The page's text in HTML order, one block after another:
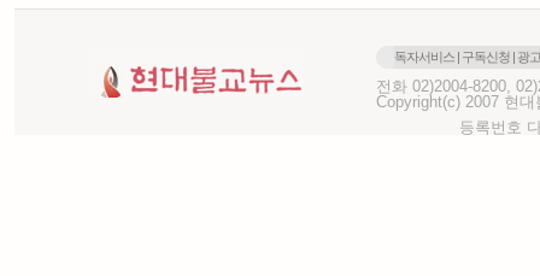
독자서비스 | 구독신청 | 광
전화 02)2004-8200,
Copyright(c) 2007 현
등록번호